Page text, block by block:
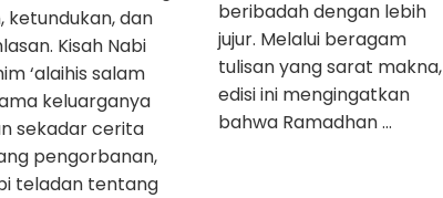
ketundukan, dan
Kisah Nabi
‘alaihis salam
keluarganya
sekadar cerita
pengorbanan,
teladan tentang
beribadah dengan lebih
jujur. Melalui beragam
tulisan yang sarat makna,
edisi ini mengingatkan
bahwa Ramadhan …